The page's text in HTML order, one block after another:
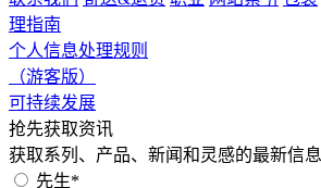
理指南
个人信息处理规则
（游客版）
可持续发展
抢先获取资讯
获取系列、产品、新闻和灵感的最新信息
先生*